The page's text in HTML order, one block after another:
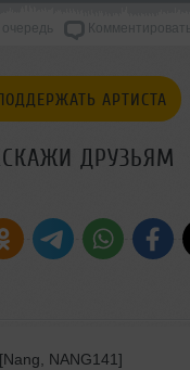
очередь Комментировать
АРТИСТА
ДРУЗЬЯМ
NANG141]